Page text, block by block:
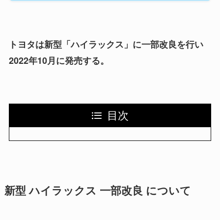
トヨタは新型「ハイラックス」に一部改良を行い
2022年10月に発売する。
目次
新型 ハイラックス 一部改良 について